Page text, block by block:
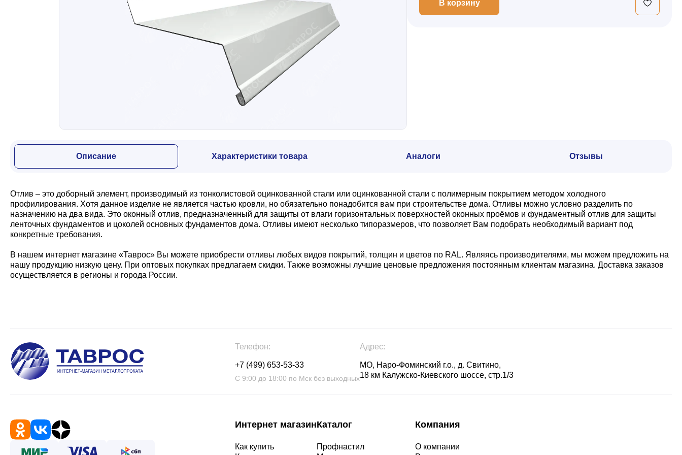
Профили для гипсокартона
Дача и сад
Другие товары
В корзину
Описание Характеристики товара Аналоги Отзывы
Отлив – это доборный элемент, производимый из тонколистовой оцинкованной стали или оцинкованной стали с полимерным покрытием методом холодного
профилирования. Хотя данное изделие не является частью кровли, но обязательно понадобится вам при строительстве дома. Отливы можно условно разделить по
назначению на два вида. Это оконный отлив, предназначенный для защиты от влаги горизонтальных поверхностей оконных проёмов и фундаментный отлив для защиты
ленточных фундаментов и цоколей основных фундаментов дома. Отливы имеют несколько типоразмеров, что позволяет Вам подобрать необходимый вариант под
конкретные требования.
В нашем интернет магазине «Таврос» Вы можете приобрести отливы любых видов покрытий, толщин и цветов по RAL. Являясь производителями, мы можем предложить на
нашу продукцию низкую цену. При оптовых покупках предлагаем скидки. Также возможны лучшие ценовые предложения постоянным клиентам магазина. Доставка заказов
осуществляется в регионы и города России.
Телефон:
+7 (499) 653-53-33
С 9:00 до 18:00 по Мск без выходных
Адрес:
МО, Наро-Фоминский г.о., д. Свитино,
18 км Калужско-Киевского шоссе, стр.1/3
Интернет магазин
Как купить
Каталог
Профнастил
Компания
О компании